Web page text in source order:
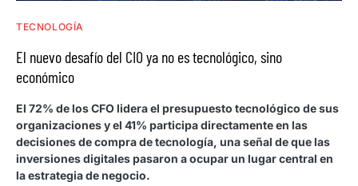
TECNOLOGÍA
El nuevo desafío del CIO ya no es tecnológico, sino
económico
El 72% de los CFO lidera el presupuesto tecnológico de sus
organizaciones y el 41% participa directamente en las
decisiones de compra de tecnología, una señal de que las
inversiones digitales pasaron a ocupar un lugar central en
la estrategia de negocio.